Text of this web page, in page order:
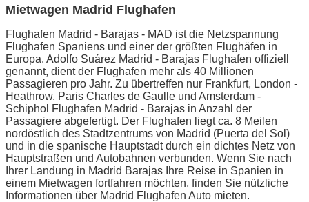
Mietwagen Madrid Flughafen
Flughafen Madrid - Barajas - MAD ist die Netzspannung
Flughafen Spaniens und einer der größten Flughäfen in
Europa. Adolfo Suárez Madrid - Barajas Flughafen offiziell
genannt, dient der Flughafen mehr als 40 Millionen
Passagieren pro Jahr. Zu übertreffen nur Frankfurt, London -
Heathrow, Paris Charles de Gaulle und Amsterdam -
Schiphol Flughafen Madrid - Barajas in Anzahl der
Passagiere abgefertigt. Der Flughafen liegt ca. 8 Meilen
nordöstlich des Stadtzentrums von Madrid (Puerta del Sol)
und in die spanische Hauptstadt durch ein dichtes Netz von
Hauptstraßen und Autobahnen verbunden. Wenn Sie nach
Ihrer Landung in Madrid Barajas Ihre Reise in Spanien in
einem Mietwagen fortfahren möchten, finden Sie nützliche
Informationen über Madrid Flughafen Auto mieten.